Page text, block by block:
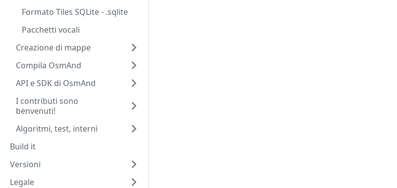
Formato Tiles SQLite - .sqlite
Pacchetti vocali
Creazione di mappe
Compila OsmAnd
API e SDK di OsmAnd
I contributi sono
benvenuti!
Algoritmi, test, interni
Build it
Versioni
Legale